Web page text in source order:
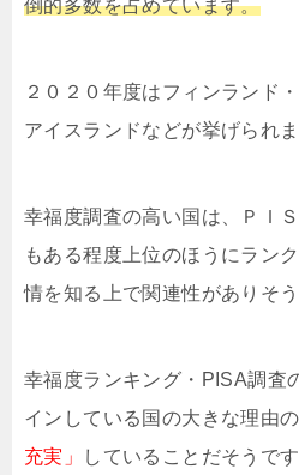
倒的多数を占めています。
２０２０年度はフィンランド
アイスランドなどが挙げられま
幸福度調査の高い国は、ＰＩ
もある程度上位のほうにラン
情を知る上で関連性がありそう
幸福度ランキング・PISA調査
インしている国の大きな理由の
充実」
していることだそうです